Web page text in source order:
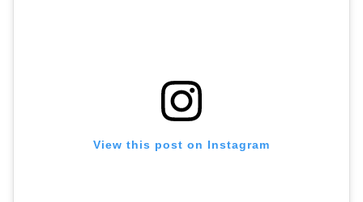
View this post on Instagram